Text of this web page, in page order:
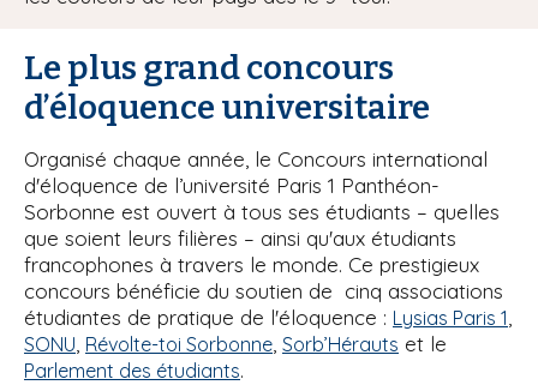
Le plus grand concours
d’éloquence universitaire
Organisé chaque année, le Concours international
d'éloquence de l’université Paris 1 Panthéon-
Sorbonne est ouvert à tous ses étudiants – quelles
que soient leurs filières – ainsi qu'aux étudiants
francophones à travers le monde. Ce prestigieux
concours bénéficie du soutien de cinq associations
étudiantes de pratique de l'éloquence : Lysias Paris 1
SONU Révolte-toi Sorbonne Sorb’Hérauts et le
Parlement des étudiants.